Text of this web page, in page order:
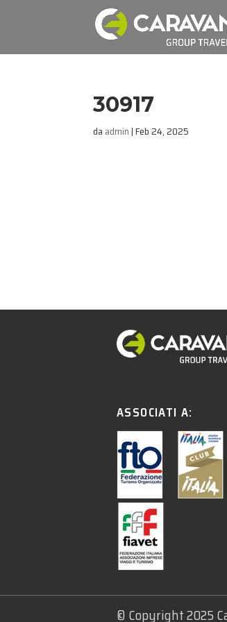
30917
da admin|Feb 24, 2025
ASSOCIATI A:
© Copyright 2025